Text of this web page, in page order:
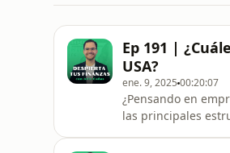
Ep 191 |
USA?
ene. 9, 2025 00:20:07
¿Pensando en
las principales